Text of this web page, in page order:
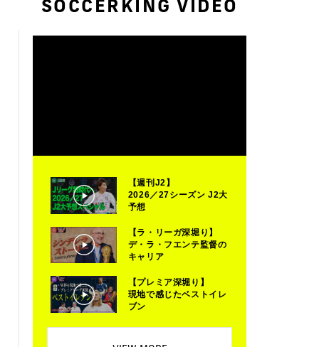
SOCCERKING VIDEO
【週刊J2】
2026／27シーズン J2大
予想
【ラ・リーガ深堀り】
デ・ラ・フエンテ監督の
キャリア
【プレミア深堀り】
現地で感じたベストイレ
ブン